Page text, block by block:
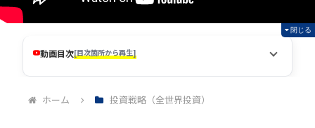
ホーム 投資戦略（全世界投資）
閉じる
動画目次[目次箇所から再生]